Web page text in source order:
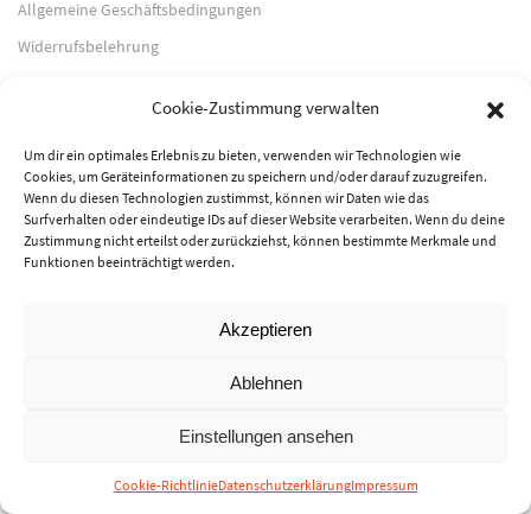
Cookie-Zustimmung verwalten
Um dir ein optimales Erlebnis zu bieten, verwenden wir Technologien wie
Cookies, um Geräteinformationen zu speichern und/oder darauf zuzugreifen.
Wenn du diesen Technologien zustimmst, können wir Daten wie das
Surfverhalten oder eindeutige IDs auf dieser Website verarbeiten. Wenn du deine
Zustimmung nicht erteilst oder zurückziehst, können bestimmte Merkmale und
Funktionen beeinträchtigt werden.
Akzeptieren
Ablehnen
Einstellungen ansehen
Cookie-RichtlinieDatenschutzerklärungImpressum
Allgemeine Geschäftsbedingungen
Widerrufsbelehrung
Datenschutzerklärung
Zahlungsarten
PayPal